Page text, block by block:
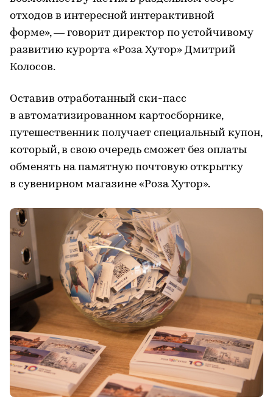
отходов в интересной интерактивной
форме», — говорит директор по устойчивому
развитию курорта «Роза Хутор» Дмитрий
Колосов.
Оставив отработанный ски-пасс
в автоматизированном картосборнике,
путешественник получает специальный купон,
который, в свою очередь сможет без оплаты
обменять на памятную почтовую открытку
в сувенирном магазине «Роза Хутор».